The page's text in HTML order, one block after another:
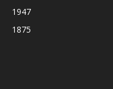
1947
1875